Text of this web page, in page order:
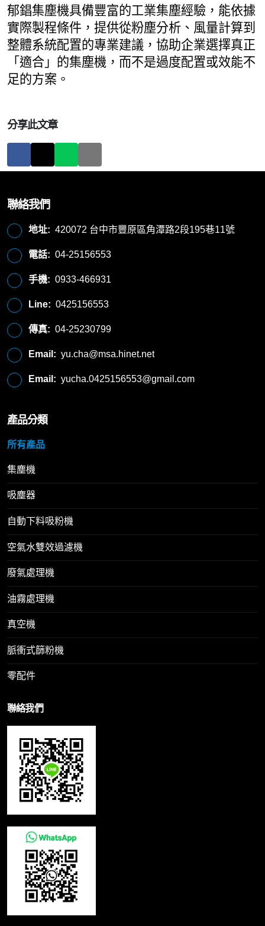
郁錩集塵機具備豐富的工業集塵經驗，能依據
實際製程條件，提供從粉塵分析、風量計算到
整體系統配置的專業建議，協助企業選擇真正
「適合」的集塵機，而不是過度配置或效能不
足的方案。
分享此文章
聯絡我們
地址: 420072 台中市豐原區角潭路2段195巷11號
電話: 04-25156553
手機: 0933-466931
Line: 0425156553
傳真: 04-25230799
Email: yu.cha@msa.hinet.net
Email: yucha.0425156553@gmail.com
產品分類
所有產品
集塵機
吸塵器
自動下料吸粉機
空氣水雙效過濾機
廢氣處理機
油霧處理機
真空機
脈衝式篩粉機
零配件
聯絡我們